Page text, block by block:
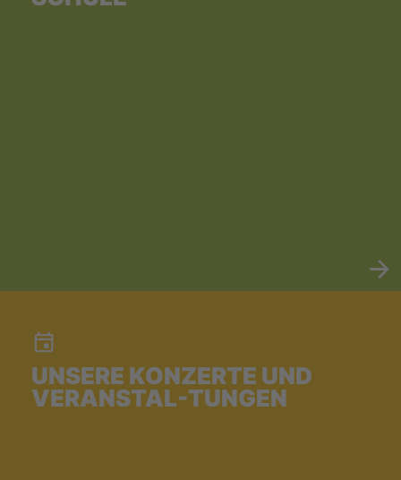
UNSERE KONZERTE UND
VERANSTAL-TUNGEN